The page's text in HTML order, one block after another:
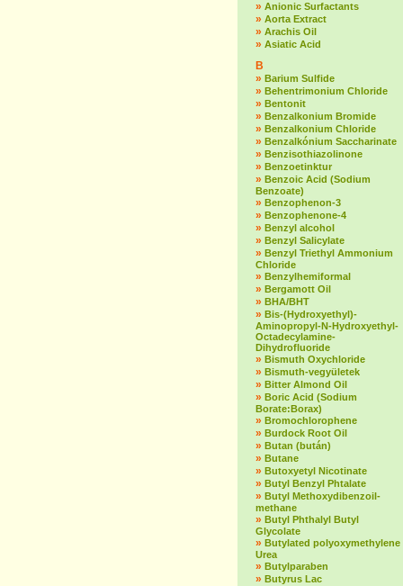
» Anionic Surfactants
» Aorta Extract
» Arachis Oil
» Asiatic Acid
B
» Barium Sulfide
» Behentrimonium Chloride
» Bentonit
» Benzalkonium Bromide
» Benzalkonium Chloride
» Benzalkónium Saccharinate
» Benzisothiazolinone
» Benzoetinktur
» Benzoic Acid (Sodium
Benzoate)
» Benzophenon-3
» Benzophenone-4
» Benzyl alcohol
» Benzyl Salicylate
» Benzyl Triethyl Ammonium
Chloride
» Benzylhemiformal
» Bergamott Oil
» BHA/BHT
» Bis-(Hydroxyethyl)-
Aminopropyl-N-Hydroxyethyl-
Octadecylamine-
Dihydrofluoride
» Bismuth Oxychloride
» Bismuth-vegyületek
» Bitter Almond Oil
» Boric Acid (Sodium
Borate:Borax)
» Bromochlorophene
» Burdock Root Oil
» Butan (bután)
» Butane
» Butoxyetyl Nicotinate
» Butyl Benzyl Phtalate
» Butyl Methoxydibenzoil-
methane
» Butyl Phthalyl Butyl
Glycolate
» Butylated polyoxymethylene
Urea
» Butylparaben
» Butyrus Lac